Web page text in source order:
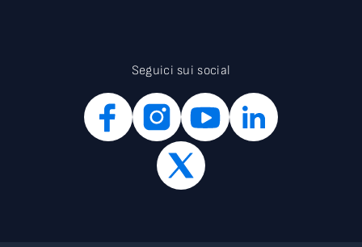
Seguici sui social